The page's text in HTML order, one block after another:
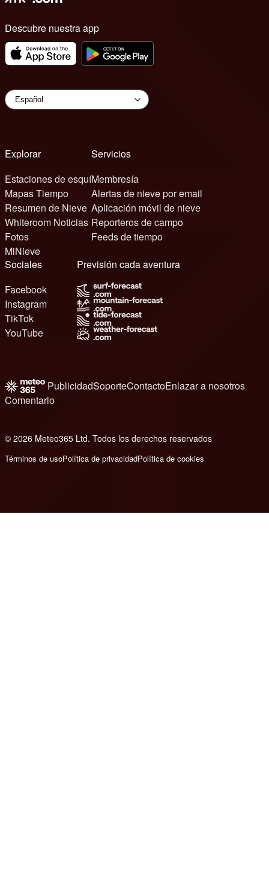
Descubre nuestra app
Explorar
Estaciones de esquí
Mapas Tiempo
Resumen de Nieve
Whiteroom Noticias
Fotos
MiNieve
Servicios
Membresía
Alertas de nieve por email
Aplicación móvil de nieve
Reporteros de campo
Feeds de tiempo
Sociales
Facebook
Instagram
TikTok
YouTube
Previsión cada aventura
PublicidadSoporteContactoEnlazar a nosotros
Comentario
© 2026 Meteo365 Ltd. Todos los derechos reservados
Términos de usoPolítica de privacidadPolítica de cookies